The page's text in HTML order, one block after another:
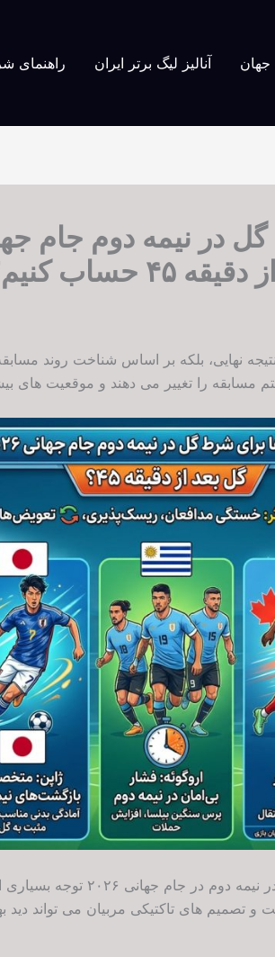
جهان آنالیز لیگ برتر ایران راهنمای
کنیم؟
نهایی، بلکه بر اساس شناخت روند
مسابقه را تغییر می دهند و موقعیت های
به همین دلیل بازار بهترین تیم
های تاکتیکی مربیان می تواند دید